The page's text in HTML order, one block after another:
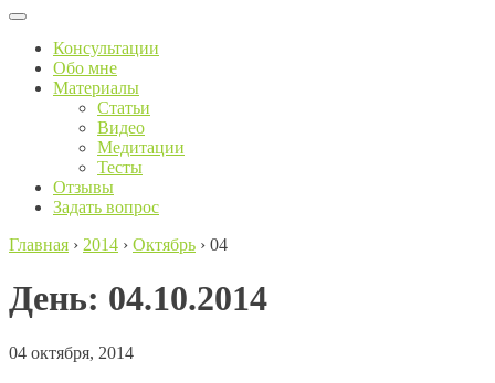
Menu
Консультации
Обо мне
Материалы
Статьи
Видео
Медитации
Тесты
Отзывы
Задать вопрос
Главная › 2014 › Октябрь › 04
День: 04.10.2014
04 октября, 2014